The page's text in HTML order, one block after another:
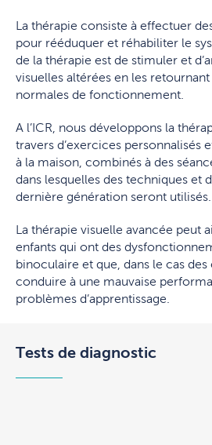
La thérapie consiste à effectuer
pour rééduquer et réhabiliter le
de la thérapie est de stimuler et
visuelles altérées en les
normales de fonctionnement.
A l’ICR, nous développons la
travers d’exercices personnalisés
à la maison, combinés à des
dans lesquelles des techniques et
dernière génération seront utilisés.
La thérapie visuelle avancée peut
enfants qui ont des
binoculaire et que, dans le cas des
conduire à une mauvaise
problèmes d’apprentissage.
Tests de diagnostic